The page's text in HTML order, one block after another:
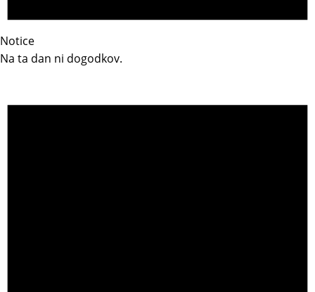
Notice
Na ta dan ni dogodkov.